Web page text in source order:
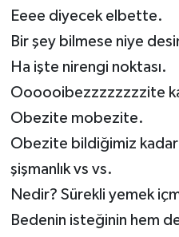
Eeee diyecek elbette.
Bir şey bilmese niye
Ha işte nirengi noktası.
Oooooibezzzzzzzzite
Obezite mobezite.
Obezite bildiğimiz
şişmanlık vs vs.
Nedir? Sürekli yemek
Bedenin isteğinin hem